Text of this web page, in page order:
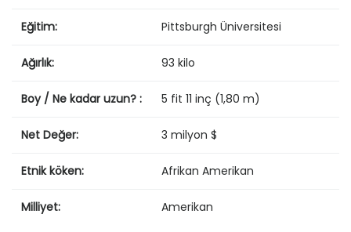
Eğitim: Pittsburgh Üniversitesi
Ağırlık: 93 kilo
Boy / Ne kadar uzun? : 5 fit 11 inç (1,80 m)
Net Değer: 3 milyon $
Etnik köken: Afrikan Amerikan
Milliyet: Amerikan